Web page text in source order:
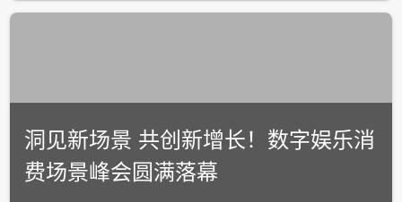
《2026年1-6月中国游戏产业报告》
2026-07-31 阅读全文